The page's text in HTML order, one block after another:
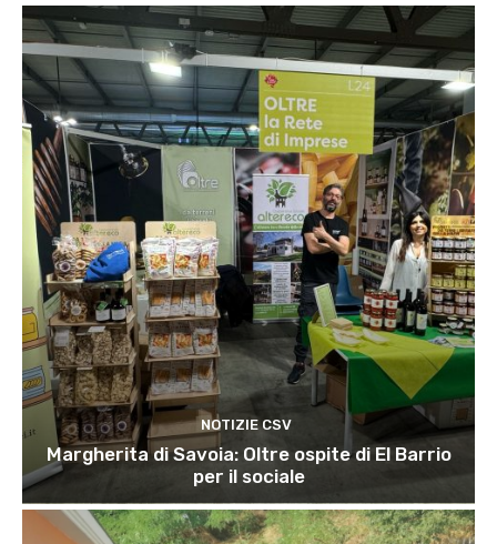
NOTIZIE CSV
Margherita di Savoia: Oltre ospite di El Barrio
per il sociale